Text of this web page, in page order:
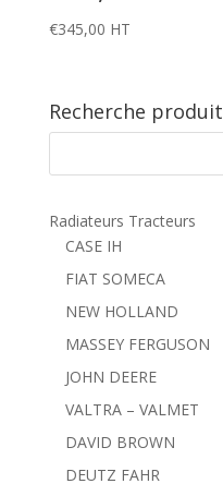
€345,00 HT
Recherche produit
Radiateurs Tracteurs
CASE IH
FIAT SOMECA
NEW HOLLAND
MASSEY FERGUSON
JOHN DEERE
VALTRA – VALMET
DAVID BROWN
DEUTZ FAHR